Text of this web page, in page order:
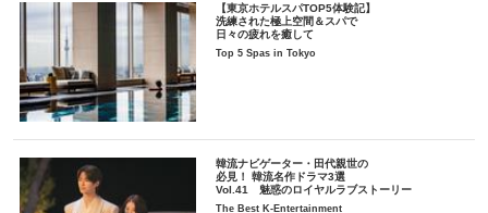
【東京ホテルスパTOP5体験記】
洗練された極上空間＆スパで
日々の疲れを癒して
Top 5 Spas in Tokyo
韓流ナビゲーター・田代親世の
必見！ 韓流名作ドラマ3選
Vol.41 魅惑のロイヤルラブストーリー
The Best K-Entertainment